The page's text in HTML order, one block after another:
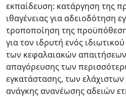
εκπαίδευση: κατάργηση της
ιθαγένειας για αδειοδότηση
τροποποίηση της
για τον ιδρυτή ενός
των κεφαλαιακών
απαγόρευσης των
εγκατάστασης, των
ανάγκης ανανέωσης αδειών